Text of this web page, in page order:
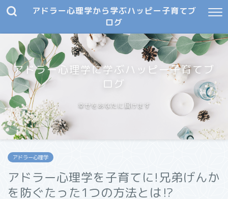
アドラー心理学から学ぶハッピー子育てブ
ログ
アドラー心理学に学ぶハッピー子育てブ
ログ
幸せをあなたに届けます
アドラー心理学
アドラー心理学を子育てに!兄弟げんか
を防ぐたった1つの方法とは⁉︎